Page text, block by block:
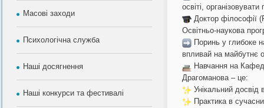
Масові заходи
Психологічна служба
Наші досягнення
Наші конкурси та фестивалі
освіті,
Доктор філософії
Освітньо-наукова
Поринь у глибоке
впливай на майбутнє
Навчання на
Драгоманова – це:
Унікальний досвід
Практика в